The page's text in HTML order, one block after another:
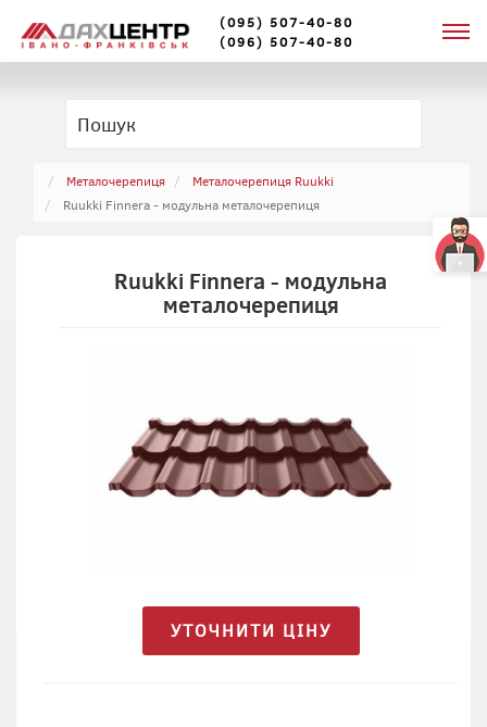
(095) 507-40-80
(096) 507-40-80
Металочерепиця
Металочерепиця Ruukki
Ruukki Finnera - модульна металочерепиця
Ruukki Finnera - модульна
металочерепиця
УТОЧНИТИ ЦІНУ